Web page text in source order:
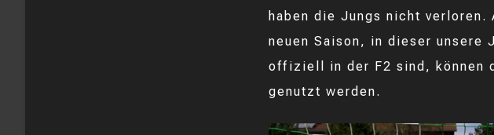
haben die Jungs nicht verloren.
neuen Saison, in dieser unsere
offiziell in der F2 sind, können
genutzt werden.